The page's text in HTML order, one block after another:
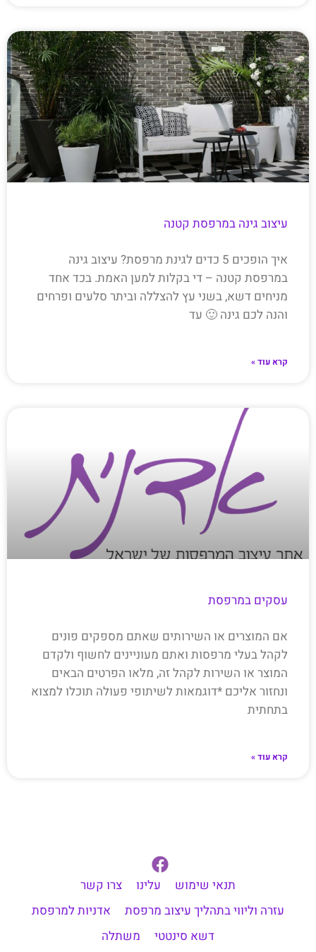
עיצוב גינה במרפסת קטנה
איך הופכים 5 כדים לגינת מרפסת? עיצוב גינה
במרפסת קטנה – די בקלות למען האמת. בכד אחד
מניחים דשא, בשני עץ להצללה וביתר סלעים ופרחים
והנה לכם גינה 🙂 עד
קרא עוד »
עסקים במרפסת
אם המוצרים או השירותים שאתם מספקים פונים
לקהל בעלי מרפסות ואתם מעוניינים לחשוף ולקדם
המוצר או השירות לקהל זה, מלאו הפרטים הבאים
ונחזור אליכם *דוגמאות לשיתופי פעולה תוכלו למצוא
בתחתית
קרא עוד »
תנאי שימוש עלינו
צרו קשר
עזרה וליווי בתהליך עיצוב מרפסת
אדניות למרפסת
דשא סינטטי
משתלה